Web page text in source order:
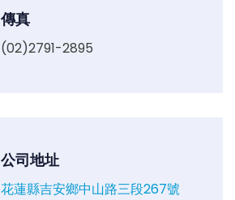
傳真
(02)2791-2895
公司地址
花蓮縣吉安鄉中山路三段267號